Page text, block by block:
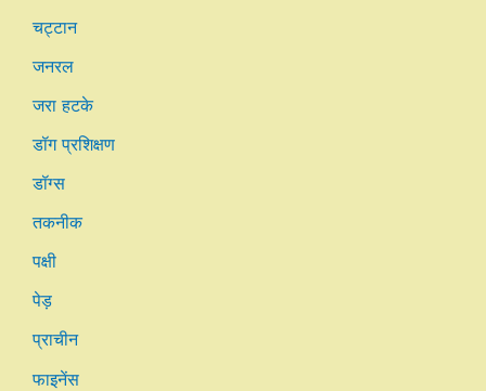
चट्टान
जनरल
जरा हटके
डॉग प्रशिक्षण
डॉग्स
तकनीक
पक्षी
पेड़
प्राचीन
फाइनेंस